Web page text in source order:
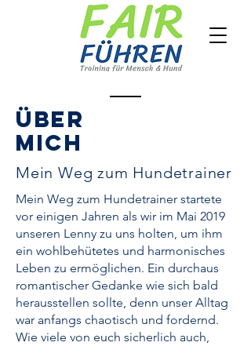
über
Mich
Mein Weg zum Hundetrainer
Mein Weg zum Hundetrainer startete
vor einigen Jahren als wir im Mai 2019
unseren Lenny zu uns holten, um ihm
ein wohlbehütetes und harmonisches
Leben zu ermöglichen. Ein durchaus
romantischer Gedanke wie sich bald
herausstellen sollte, denn unser Alltag
war anfangs chaotisch und fordernd.
Wie viele von euch sicherlich auch,